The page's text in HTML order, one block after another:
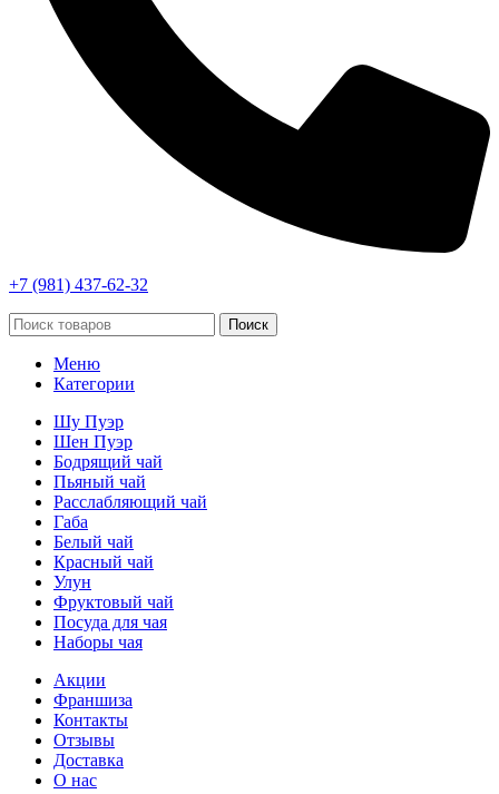
+7 (981) 437-62-32
Поиск
Меню
Категории
Шу Пуэр
Шен Пуэр
Бодрящий чай
Пьяный чай
Расслабляющий чай
Габа
Белый чай
Красный чай
Улун
Фруктовый чай
Посуда для чая
Наборы чая
Акции
Франшиза
Контакты
Отзывы
Доставка
О нас